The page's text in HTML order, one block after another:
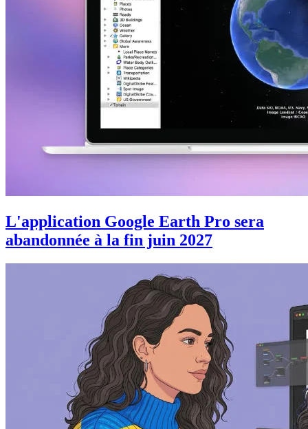
L'application Google Earth Pro sera
abandonnée à la fin juin 2027